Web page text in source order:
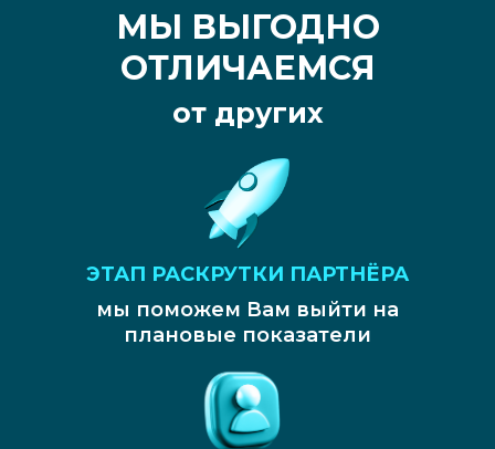
ЭТАП РАСКРУТКИ ПАРТНЁРА
мы поможем Вам выйти на
плановые показатели
МЫ ВЫГОДНО
ОТЛИЧАЕМСЯ
от других